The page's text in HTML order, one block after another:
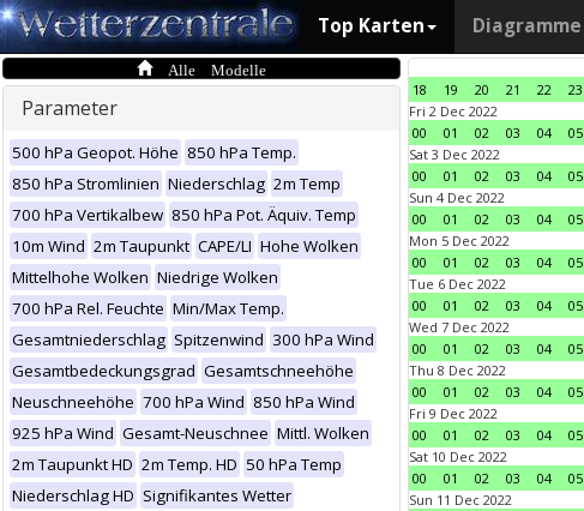
Top Karten Diagramme
Alle Modelle
Parameter
500 hPa Geopot. Höhe 850 hPa Temp.
850 hPa Stromlinien Niederschlag 2m Temp
700 hPa Vertikalbew 850 hPa Pot. Äquiv. Temp
10m Wind 2m Taupunkt CAPE/LI Hohe Wolken
Mittelhohe Wolken Niedrige Wolken
700 hPa Rel. Feuchte Min/Max Temp.
Gesamtniederschlag Spitzenwind 300 hPa Wind
Gesamtbedeckungsgrad Gesamtschneehöhe
Neuschneehöhe 700 hPa Wind 850 hPa Wind
925 hPa Wind Gesamt-Neuschnee Mittl. Wolken
2m Taupunkt HD 2m Temp. HD 50 hPa Temp
Niederschlag HD Signifikantes Wetter
18 19 20 21 22 23
Fri 2 Dec 2022
00
01 02 03 04 05
Sat 3 Dec 2022
00
01 02 03 04 05
Sun 4 Dec 2022
00
01 02 03 04 05
Mon 5 Dec 2022
00
01 02 03 04 05
Tue 6 Dec 2022
00
01 02 03 04 05
Wed 7 Dec 2022
00
01 02 03 04 05
Thu 8 Dec 2022
00
01 02 03 04 05
Fri 9 Dec 2022
00
01 02 03 04 05
Sat 10 Dec 2022
00
01 02 03 04 05
Sun 11 Dec 2022